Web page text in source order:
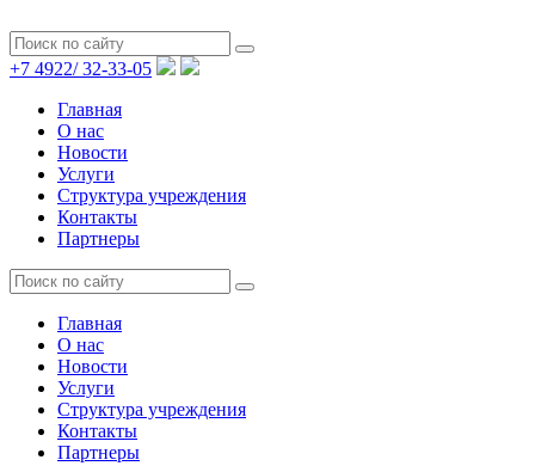
+7 4922/32-33-05
Главная
О нас
Новости
Услуги
Структура учреждения
Контакты
Партнеры
Главная
О нас
Новости
Услуги
Структура учреждения
Контакты
Партнеры